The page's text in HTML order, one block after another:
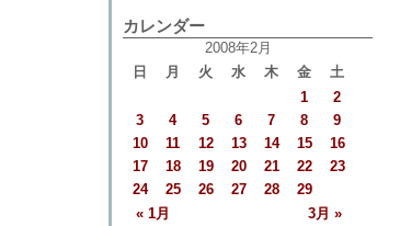
カレンダー
2008年2月
日
月 火 水 木 金 土
« 1月 3月 »
1
2
3
4 5 6 7 8
9
10
11 12 13 14 15
16
17
18 19 20 21 22
23
24
25 26 27 28 29